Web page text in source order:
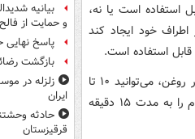
استفاده است یا نه،
خود ایجاد کند
استفاده است.
هنگام استفاده‌ی مجدد از روغن قابل استفاده، برای رفع بوی غذای قبلی در روغن، می‌توانید ۱۰ تا
۱۲ شاخه جعفری درون روغن سرخ کنید یا آنکه چند تکه سیب زمینی خام را به مدت ۱۵ دقیقه
بیانیه
و حمایت از
پاسخ نهایی
بازگشت
زلزله در
ایران
حادثه
قرقیزستان